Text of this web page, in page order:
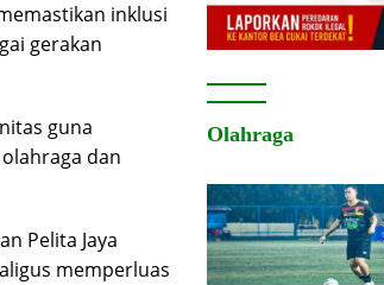
inklusi
gerakan
guna
dan
Pelita Jaya
memperluas
Olahraga